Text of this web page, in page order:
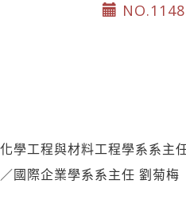
學工程與材料工程學系系主
國際企業學系系主任 劉菊梅